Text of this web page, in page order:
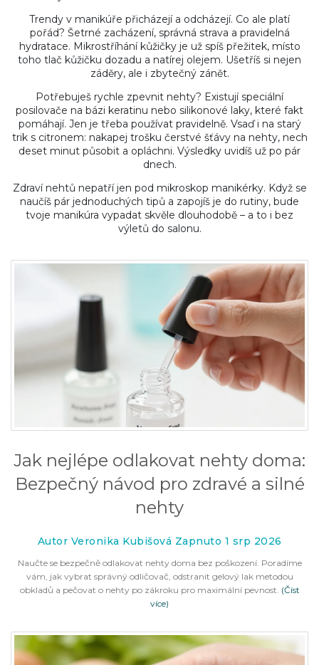
Trendy v manikúře přicházejí a odcházejí. Co ale platí
pořád? Šetrné zacházení, správná strava a pravidelná
hydratace. Mikrostříhání kůžičky je už spíš přežitek, místo
toho tlač kůžičku dozadu a natírej olejem. Ušetříš si nejen
záděry, ale i zbytečný zánět.
Potřebuješ rychle zpevnit nehty? Existují speciální
posilovače na bázi keratinu nebo silikonové laky, které fakt
pomáhají. Jen je třeba používat pravidelně. Vsaď i na starý
trik s citronem: nakapej trošku čerstvé šťávy na nehty, nech
deset minut působit a opláchni. Výsledky uvidíš už po pár
dnech.
Zdraví nehtů nepatří jen pod mikroskop manikérky. Když se
naučíš pár jednoduchých tipů a zapojíš je do rutiny, bude
tvoje manikúra vypadat skvěle dlouhodobě – a to i bez
výletů do salonu.
Jak nejlépe odlakovat nehty doma:
Bezpečný návod pro zdravé a silné
nehty
Autor Veronika Kubišová Zapnuto 1 srp 2026
Naučte se bezpečně odlakovat nehty doma bez poškození. Poradíme
vám, jak vybrat správný odličovač, odstranit gelový lak metodou
obkladů a pečovat o nehty po zákroku pro maximální pevnost. (Číst
více)